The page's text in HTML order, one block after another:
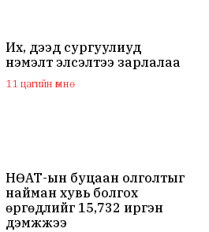
Их, дээд сургуулиуд
нэмэлт элсэлтээ зарлалаа
11 цагийн өмнө
НӨАТ-ын буцаан олголтыг
найман хувь болгох
өргөдлийг 15,732 иргэн
дэмжжээ